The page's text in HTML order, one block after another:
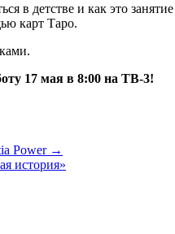
в детстве и как это
карт Таро.
17 мая в 8:00 на ТВ-3!
Power →
история»